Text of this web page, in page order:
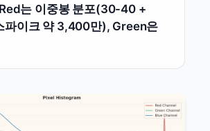
는 이중봉 분포(30-40 +
파이크 약 3,400만), Green은